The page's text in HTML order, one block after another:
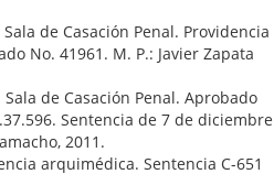
de Casación Penal. Providencia
No. 41961. M. P.: Javier Zapata
de Casación Penal. Aprobado
Sentencia de 7 de diciembre
2011.
arquimédica. Sentencia C-651